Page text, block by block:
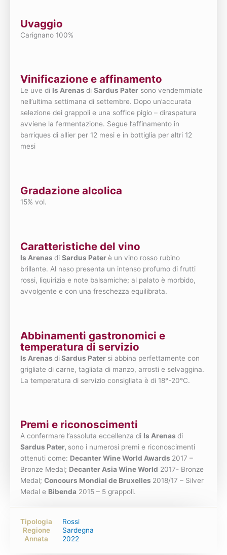
Uvaggio
Carignano 100%
Vinificazione e affinamento
Le uve di Is Arenas di Sardus Pater sono vendemmiate
nell’ultima settimana di settembre. Dopo un’accurata
selezione dei grappoli e una soffice pigio – diraspatura
avviene la fermentazione. Segue l’affinamento in
barriques di allier per 12 mesi e in bottiglia per altri 12
mesi
Gradazione alcolica
15% vol.
Caratteristiche del vino
Is Arenas di Sardus Paterè un vino rosso rubino
brillante. Al naso presenta un intenso profumo di frutti
rossi, liquirizia e note balsamiche; al palato è morbido,
avvolgente e con una freschezza equilibrata.
Abbinamenti gastronomici e
temperatura di servizio
Is Arenas diSardus Pater si abbina perfettamente con
grigliate di carne, tagliata di manzo, arrosti e selvaggina.
La temperatura di servizio consigliata è di 18°-20°C.
Premi e riconoscimenti
A confermare l’assoluta eccellenza di Is Arenas di
Sardus Pater, sono i numerosi premi e riconoscimenti
ottenuti come: Decanter Wine World Awards 2017 –
Bronze Medal; Decanter Asia Wine World 2017- Bronze
Medal; Concours Mondial de Bruxelles 2018/17 – Silver
Medal e Bibenda 2015 – 5 grappoli.
Tipologia
Rossi
Regione
Sardegna
Annata
2022